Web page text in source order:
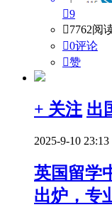
9
7762阅
0评论
赞
+ 关注 出
2025-9-10 23:13
英国留学
出炉，专